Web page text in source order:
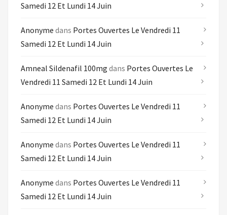
Samedi 12 Et Lundi 14 Juin
Anonyme dans Portes Ouvertes Le Vendredi 11
Samedi 12 Et Lundi 14 Juin
Amneal Sildenafil 100mg dans Portes Ouvertes Le
Vendredi 11 Samedi 12 Et Lundi 14 Juin
Anonyme dans Portes Ouvertes Le Vendredi 11
Samedi 12 Et Lundi 14 Juin
Anonyme dans Portes Ouvertes Le Vendredi 11
Samedi 12 Et Lundi 14 Juin
Anonyme dans Portes Ouvertes Le Vendredi 11
Samedi 12 Et Lundi 14 Juin